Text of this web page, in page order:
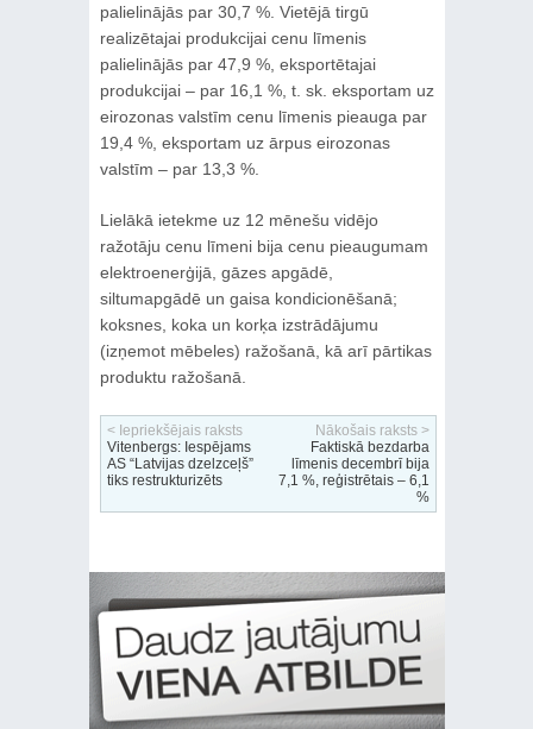
palielinājās par 30,7 %. Vietējā tirgū
realizētajai produkcijai cenu līmenis
palielinājās par 47,9 %, eksportētajai
produkcijai – par 16,1 %, t. sk. eksportam uz
eirozonas valstīm cenu līmenis pieauga par
19,4 %, eksportam uz ārpus eirozonas
valstīm – par 13,3 %.
Lielākā ietekme uz 12 mēnešu vidējo
ražotāju cenu līmeni bija cenu pieaugumam
elektroenerģijā, gāzes apgādē,
siltumapgādē un gaisa kondicionēšanā;
koksnes, koka un korķa izstrādājumu
(izņemot mēbeles) ražošanā, kā arī pārtikas
produktu ražošanā.
< Iepriekšējais raksts
Vitenbergs: Iespējams
AS “Latvijas dzelzceļš”
tiks restrukturizēts
Nākošais raksts >
Faktiskā bezdarba
līmenis decembrī bija
7,1 %, reģistrētais – 6,1
%